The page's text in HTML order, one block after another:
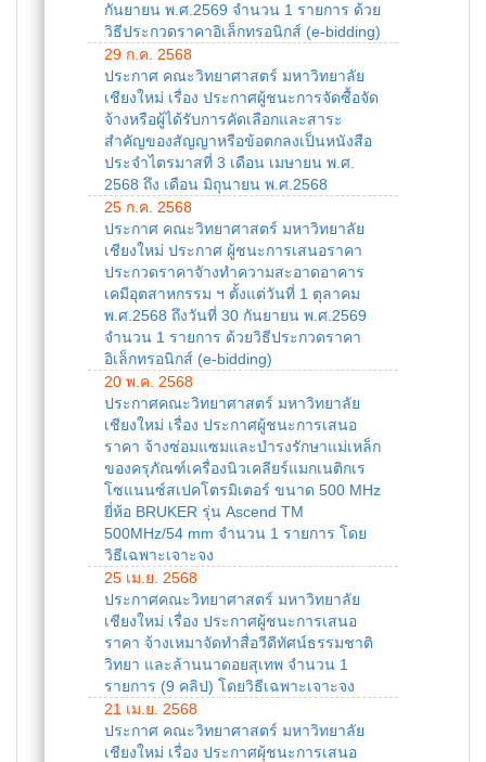
กันยายน พ.ศ.2569 จำนวน 1 รายการ ด้วย
วิธีประกวดราคาอิเล็กทรอนิกส์ (e-bidding)
29 ก.ค. 2568
ประกาศ คณะวิทยาศาสตร์ มหาวิทยาลัย
เชียงใหม่ เรื่อง ประกาศผู้ชนะการจัดซื้อจัด
จ้างหรือผู้ได้รับการคัดเลือกและสาระ
สำคัญของสัญญาหรือข้อตกลงเป็นหนังสือ
ประจำไตรมาสที่ 3 เดือน เมษายน พ.ศ.
2568 ถึง เดือน มิถุนายน พ.ศ.2568
25 ก.ค. 2568
ประกาศ คณะวิทยาศาสตร์ มหาวิทยาลัย
เชียงใหม่ ประกาศ ผู้ชนะการเสนอราคา
ประกวดราคาจัางทำความสะอาดอาคาร
เคมีอุตสาหกรรม ฯ ตั้งแต่วันที่ 1 ตุลาคม
พ.ศ.2568 ถึงวันที่ 30 กันยายน พ.ศ.2569
จำนวน 1 รายการ ด้วยวิธีประกวดราคา
อิเล็กทรอนิกส์ (e-bidding)
20 พ.ค. 2568
ประกาศคณะวิทยาศาสตร์ มหาวิทยาลัย
เชียงใหม่ เรื่อง ประกาศผู้ชนะการเสนอ
ราคา จ้างซ่อมแซมและบำรงรักษาแม่เหล็ก
ของครุภัณฑ์เครื่องนิวเคลียร์แมกเนติกเร
โซแนนซ์สเปคโตรมิเตอร์ ขนาด 500 MHz
ยี่ห้อ BRUKER รุ่น Ascend TM
500MHz/54 mm จำนวน 1 รายการ โดย
วิธีเฉพาะเจาะจง
25 เม.ย. 2568
ประกาศคณะวิทยาศาสตร์ มหาวิทยาลัย
เชียงใหม่ เรื่อง ประกาศผู้ชนะการเสนอ
ราคา จ้างเหมาจัดทำสื่อวีดีทัศน์ธรรมชาติ
วิทยา และล้านนาดอยสุเทพ จำนวน 1
รายการ (9 คลิป) โดยวิธีเฉพาะเจาะจง
21 เม.ย. 2568
ประกาศ คณะวิทยาศาสตร์ มหาวิทยาลัย
เชียงใหม่ เรื่อง ประกาศผุ้ชนะการเสนอ